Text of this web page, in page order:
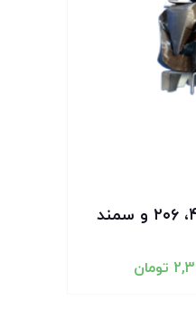
آرمیچر دینام پژو ۴۰۵، ۲۰۶ و سمند
تومان